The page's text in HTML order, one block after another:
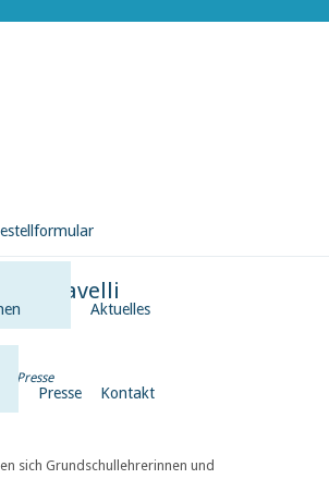
Aktuelles
Presse Kontakt
Savelli
Presse
sich Grundschullehrerinnen und